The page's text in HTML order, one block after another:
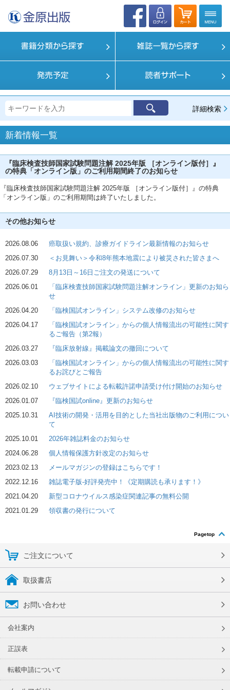
詳細検索
新着情報一覧
『臨床検査技師国家試験問題注解 2025年版 ［オンライン版付］』
の特典「オンライン版」のご利用期間終了のお知らせ
『臨床検査技師国家試験問題注解 2025年版 ［オンライン版付］』の特典
「オンライン版」のご利用期間は終了いたしました。
その他お知らせ
2026.08.06
癌取扱い規約、診療ガイドライン最新情報のお知らせ
2026.07.30
＜お見舞い＞令和8年熊本地震により被災された皆さまへ
2026.07.29
8月13日～16日ご注文の発送について
2026.06.01
「臨床検査技師国家試験問題注解オンライン」更新のお知ら
せ
2026.04.20
「臨検国試オンライン」システム改修のお知らせ
2026.04.17
「臨検国試オンライン」からの個人情報流出の可能性に関す
るご報告（第2報）
2026.03.27
『臨床放射線』掲載論文の撤回について
2026.03.03
「臨検国試オンライン」からの個人情報流出の可能性に関す
るお詫びとご報告
2026.02.10
ウェブサイトによる転載許諾申請受け付け開始のお知らせ
2026.01.07
『臨検国試online』更新のお知らせ
2025.10.31
AI技術の開発・活用を目的とした当社出版物のご利用につい
て
2025.10.01
2026年雑誌料金のお知らせ
2024.06.28
個人情報保護方針改定のお知らせ
2023.02.13
メールマガジンの登録はこちらです！
2022.12.16
雑誌電子版-好評発売中！《定期購読も承ります！》
2021.04.20
新型コロナウイルス感染症関連記事の無料公開
2021.01.29
領収書の発行について
Pagetop
ご注文について
取扱書店
お問い合わせ
会社案内
正誤表
転載申請について